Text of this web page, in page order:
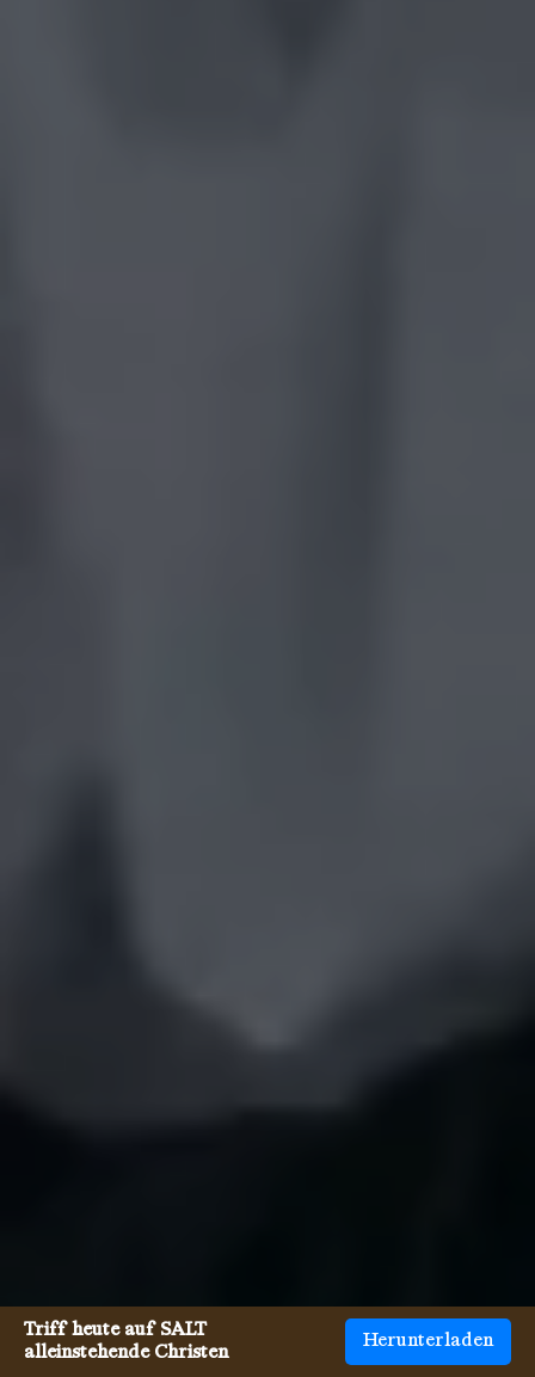
Triff heute auf SALT
alleinstehende Christen
Herunterladen